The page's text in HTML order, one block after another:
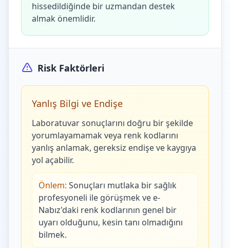
hissedildiğinde bir uzmandan destek
almak önemlidir.
Risk Faktörleri
Yanlış Bilgi ve Endişe
Laboratuvar sonuçlarını doğru bir şekilde
yorumlayamamak veya renk kodlarını
yanlış anlamak, gereksiz endişe ve kaygıya
yol açabilir.
Önlem: Sonuçları mutlaka bir sağlık
profesyoneli ile görüşmek ve e-
Nabız'daki renk kodlarının genel bir
uyarı olduğunu, kesin tanı olmadığını
bilmek.